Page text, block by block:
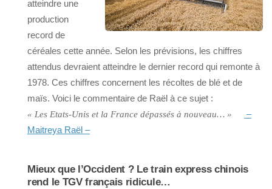
atteindre une
production
record de
céréales cette année. Selon les prévisions, les chiffres
attendus devraient atteindre le dernier record qui remonte à
1978. Ces chiffres concernent les récoltes de blé et de
maïs. Voici le commentaire de Raël à ce sujet :
« Les Etats-Unis et la France dépassés à nouveau… »
–
Maitreya Raël –
Mieux que l’Occident ? Le train express chinois
rend le TGV français ridicule…